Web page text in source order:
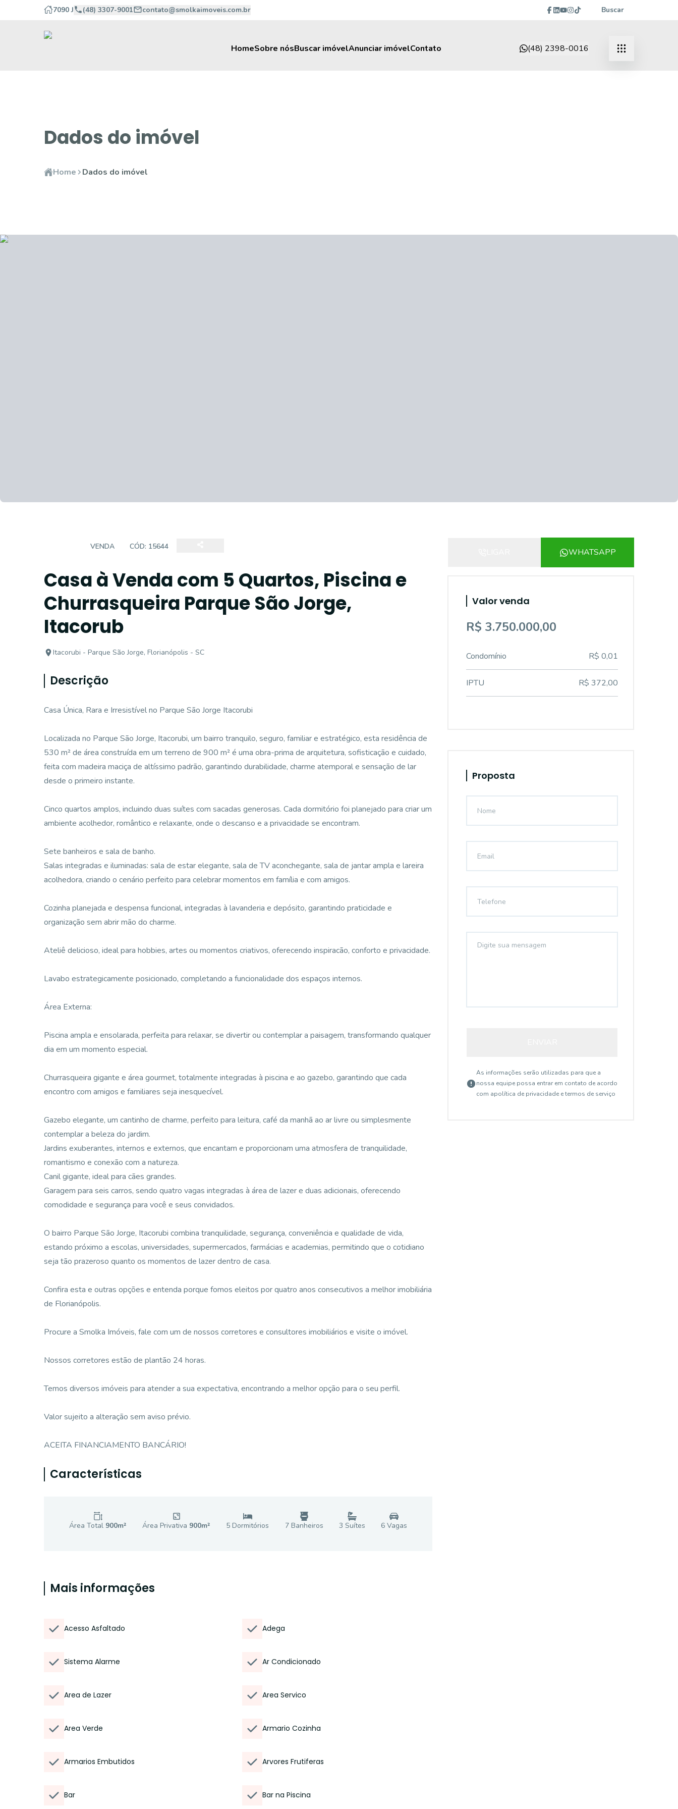
7090 J (48) 3307-9001 contato@smolkaimoveis.com.br Buscar
HomeSobre nósBuscar imóvelAnunciar imóvelContato (48) 2398-0016
Dados do imóvel
Home Dados do imóvel
VENDA CÓD: 15644
Casa à Venda com 5 Quartos, Piscina e
Churrasqueira Parque São Jorge,
Itacorub
Itacorubi - Parque São Jorge, Florianópolis - SC
Descrição
Casa Única, Rara e Irresistível no Parque São Jorge Itacorubi
Localizada no Parque São Jorge, Itacorubi, um bairro tranquilo, seguro, familiar e estratégico, esta residência de
530 m² de área construída em um terreno de 900 m² é uma obra-prima de arquitetura, sofisticação e cuidado,
feita com madeira maciça de altíssimo padrão, garantindo durabilidade, charme atemporal e sensação de lar
desde o primeiro instante.
Cinco quartos amplos, incluindo duas suítes com sacadas generosas. Cada dormitório foi planejado para criar um
ambiente acolhedor, romântico e relaxante, onde o descanso e a privacidade se encontram.
Sete banheiros e sala de banho.
Salas integradas e iluminadas: sala de estar elegante, sala de TV aconchegante, sala de jantar ampla e lareira
acolhedora, criando o cenário perfeito para celebrar momentos em família e com amigos.
Cozinha planejada e despensa funcional, integradas à lavanderia e depósito, garantindo praticidade e
organização sem abrir mão do charme.
Ateliê delicioso, ideal para hobbies, artes ou momentos criativos, oferecendo inspiracão, conforto e privacidade.
Lavabo estrategicamente posicionado, completando a funcionalidade dos espaços internos.
Área Externa:
Piscina ampla e ensolarada, perfeita para relaxar, se divertir ou contemplar a paisagem, transformando qualquer
dia em um momento especial.
Churrasqueira gigante e área gourmet, totalmente integradas à piscina e ao gazebo, garantindo que cada
encontro com amigos e familiares seja inesquecível.
Gazebo elegante, um cantinho de charme, perfeito para leitura, café da manhã ao ar livre ou simplesmente
contemplar a beleza do jardim.
Jardins exuberantes, internos e externos, que encantam e proporcionam uma atmosfera de tranquilidade,
romantismo e conexão com a natureza.
Canil gigante, ideal para cães grandes.
Garagem para seis carros, sendo quatro vagas integradas à área de lazer e duas adicionais, oferecendo
comodidade e segurança para você e seus convidados.
O bairro Parque São Jorge, Itacorubi combina tranquilidade, segurança, conveniência e qualidade de vida,
estando próximo a escolas, universidades, supermercados, farmácias e academias, permitindo que o cotidiano
seja tão prazeroso quanto os momentos de lazer dentro de casa.
Confira esta e outras opções e entenda porque fomos eleitos por quatro anos consecutivos a melhor imobiliária
de Florianópolis.
Procure a Smolka Imóveis, fale com um de nossos corretores e consultores imobiliários e visite o imóvel.
Nossos corretores estão de plantão 24 horas.
Temos diversos imóveis para atender a sua expectativa, encontrando a melhor opção para o seu perfil.
Valor sujeito a alteração sem aviso prévio.
ACEITA FINANCIAMENTO BANCÁRIO!
Características
Área Total 900m² Área Privativa 900m² 5 Dormitórios 7Banheiros 3 Suítes 6Vagas
Mais informações
Acesso Asfaltado Adega
Sistema Alarme Ar Condicionado
Area de Lazer Area Servico
Area Verde Armario Cozinha
Armarios Embutidos Arvores Frutiferas
Bar Bar na Piscina
WHATSAPP
Valor venda
R$ 3.750.000,00
Condomínio R$ 0,01
IPTU R$ 372,00
Proposta
As informações serão utilizadas para que a
nossa equipe possa entrar em contato de acordo
com apolítica de privacidade e termos de serviço